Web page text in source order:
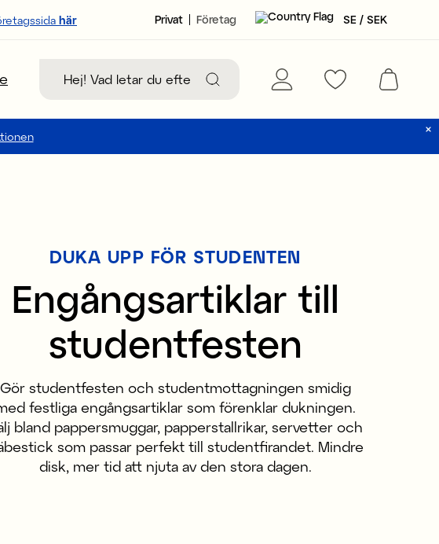
här Privat Företag SE / SEK
DUKA UPP FÖR STUDENTEN
Engångsartiklar till
studentfesten
Gör studentfesten och studentmottagningen smidig
festliga engångsartiklar som förenklar dukningen.
bland pappersmuggar, papperstallrikar, servetter och
som passar perfekt till studentfirandet. Mindre
disk, mer tid att njuta av den stora dagen.